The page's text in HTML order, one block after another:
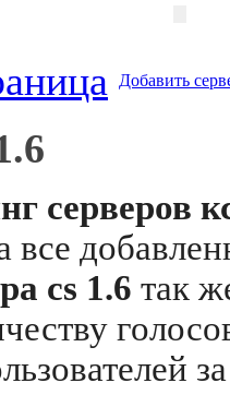
Добавить
серверов
cs 1.6 так